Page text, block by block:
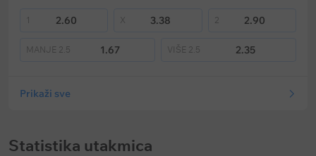
1 2.60 3.38 2 2.90
MANJE 2.5 1.67 VIŠE 2.5 2.35
Prikaži sve
Statistika utakmica